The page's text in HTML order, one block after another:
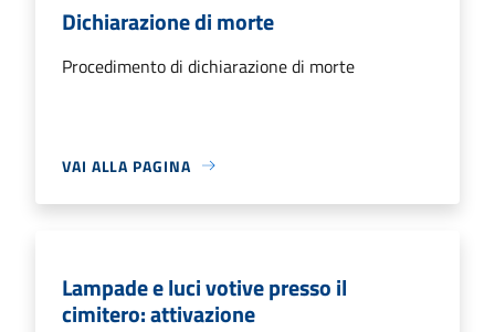
Dichiarazione di morte
Procedimento di dichiarazione di morte
VAI ALLA PAGINA
Lampade e luci votive presso il
cimitero: attivazione